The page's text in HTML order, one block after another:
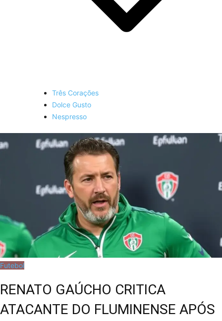
Três Corações
Dolce Gusto
Nespresso
Futebol
RENATO GAÚCHO CRITICA
ATACANTE DO FLUMINENSE APÓS